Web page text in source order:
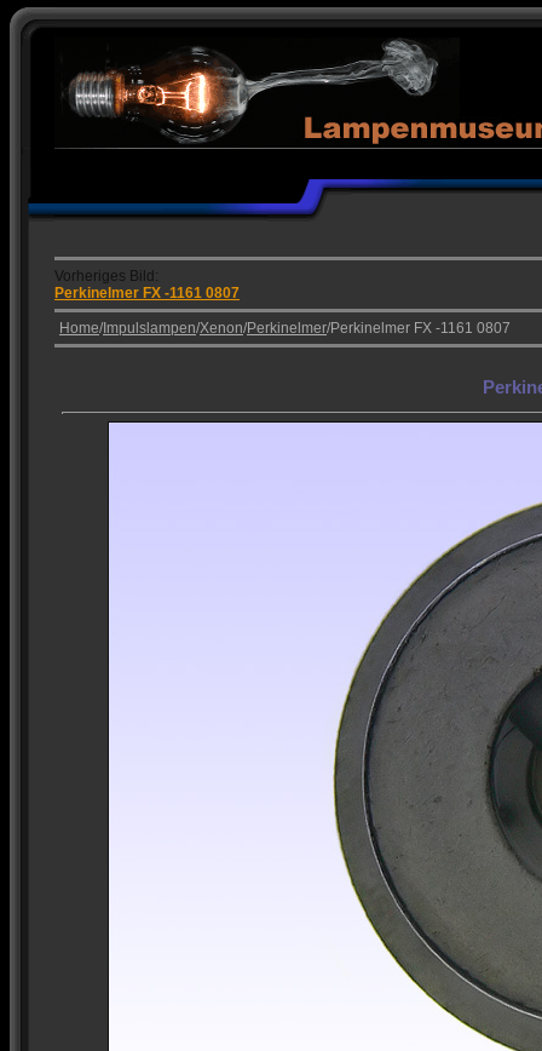
Vorheriges Bild:
Perkinelmer FX -1161 0807
Home/ Impulslampen/Xenon/Perkinelmer/Perkinelmer FX -1161 0807